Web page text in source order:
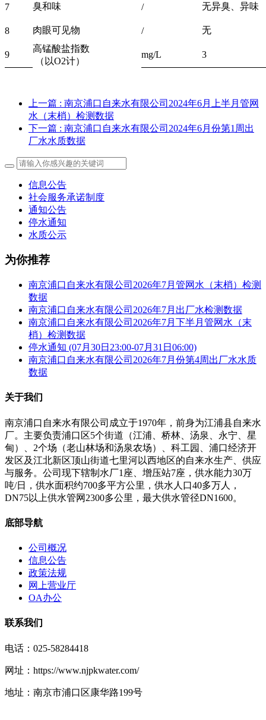
7
臭和味 / 无异臭、异味
8 肉眼可见物 / 无
9
高锰酸盐指数
mg/L 3
（以O2计）
上一篇 : 南京浦口自来水有限公司2024年6月上半月管网
水（末梢）检测数据
下一篇 : 南京浦口自来水有限公司2024年6月份第1周出
厂水水质数据
信息公告
社会服务承诺制度
通知公告
停水通知
水质公示
为你推荐
南京浦口自来水有限公司2026年7月管网水（末梢）检测
数据
南京浦口自来水有限公司2026年7月出厂水检测数据
南京浦口自来水有限公司2026年7月下半月管网水（末
梢）检测数据
停水通知 (07月30日23:00-07月31日06:00)
南京浦口自来水有限公司2026年7月份第4周出厂水水质
数据
关于我们
南京浦口自来水有限公司成立于1970年，前身为江浦县自来水
厂。主要负责浦口区5个街道（江浦、桥林、汤泉、永宁、星
甸）、2个场（老山林场和汤泉农场）、科工园、浦口经济开
发区及江北新区顶山街道七里河以西地区的自来水生产、供应
与服务。公司现下辖制水厂1座、增压站7座，供水能力30万
吨/日，供水面积约700多平方公里，供水人口40多万人，
DN75以上供水管网2300多公里，最大供水管径DN1600。
底部导航
公司概况
信息公告
政策法规
网上营业厅
OA办公
联系我们
电话：025-58284418
网址：https://www.njpkwater.com/
地址：南京市浦口区康华路199号